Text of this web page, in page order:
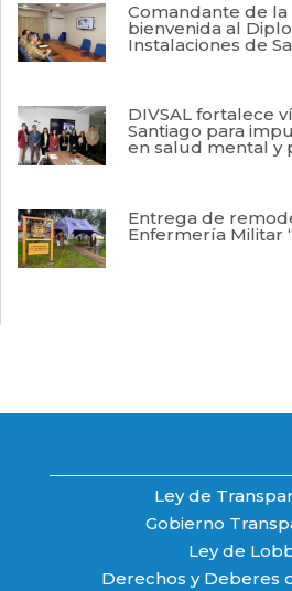
Comandante de la
bienvenida al
Instalaciones de
DIVSAL fortalece
Santiago para
en salud mental y
Entrega de
Enfermería Militar
Ley de
Gobierno
Ley de
Derechos y Deberes